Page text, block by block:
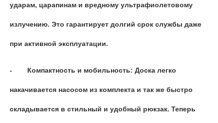
ударам, царапинам и вредному ультрафиолетовому
излучению. Это гарантирует долгий срок службы даже
при активной эксплуатации.
- Компактность и мобильность: Доска легко
накачивается насосом из комплекта и так же быстро
складывается в стильный и удобный рюкзак. Теперь